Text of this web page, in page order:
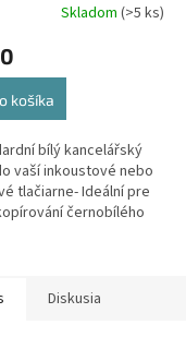
Skladom (>5 ks)
košíka
bílý kancelářský
vaší inkoustové nebo
tlačiarne- Ideální pre
černobílého
Diskusia